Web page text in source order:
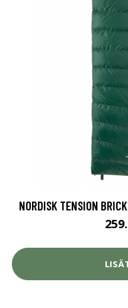
NORDISK TENSION